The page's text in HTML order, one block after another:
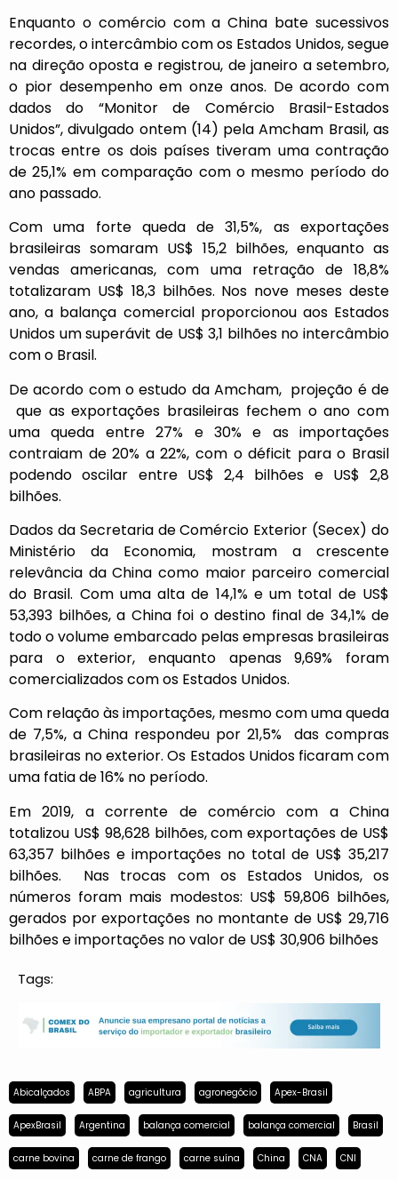
Enquanto o comércio com a China bate sucessivos
recordes, o intercâmbio com os Estados Unidos, segue
na direção oposta e registrou, de janeiro a setembro,
o pior desempenho em onze anos. De acordo com
dados do “Monitor de Comércio Brasil-Estados
Unidos”, divulgado ontem (14) pela Amcham Brasil, as
trocas entre os dois países tiveram uma contração
de 25,1% em comparação com o mesmo período do
ano passado.
Com uma forte queda de 31,5%, as exportações
brasileiras somaram US$ 15,2 bilhões, enquanto as
vendas americanas, com uma retração de 18,8%
totalizaram US$ 18,3 bilhões. Nos nove meses deste
ano, a balança comercial proporcionou aos Estados
Unidos um superávit de US$ 3,1 bilhões no intercâmbio
com o Brasil.
De acordo com o estudo da Amcham, projeção é de
que as exportações brasileiras fechem o ano com
uma queda entre 27% e 30% e as importações
contraiam de 20% a 22%, com o déficit para o Brasil
podendo oscilar entre US$ 2,4 bilhões e US$ 2,8
bilhões.
Dados da Secretaria de Comércio Exterior (Secex) do
Ministério da Economia, mostram a crescente
relevância da China como maior parceiro comercial
do Brasil. Com uma alta de 14,1% e um total de US$
53,393 bilhões, a China foi o destino final de 34,1% de
todo o volume embarcado pelas empresas brasileiras
para o exterior, enquanto apenas 9,69% foram
comercializados com os Estados Unidos.
Com relação às importações, mesmo com uma queda
de 7,5%, a China respondeu por 21,5% das compras
brasileiras no exterior. Os Estados Unidos ficaram com
uma fatia de 16% no período.
Em 2019, a corrente de comércio com a China
totalizou US$ 98,628 bilhões, com exportações de US$
63,357 bilhões e importações no total de US$ 35,217
bilhões. Nas trocas com os Estados Unidos, os
números foram mais modestos: US$ 59,806 bilhões,
gerados por exportações no montante de US$ 29,716
bilhões e importações no valor de US$ 30,906 bilhões
Tags:
Abicalçados ABPA agricultura agronegócio Apex-Brasil
ApexBrasil Argentina balança comercial balança comercial Brasil
carne bovina carne de frango carne suína China CNA CNI